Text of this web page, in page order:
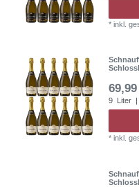
*inkl.
9 Liter
*inkl.